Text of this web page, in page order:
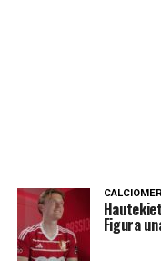
Figura